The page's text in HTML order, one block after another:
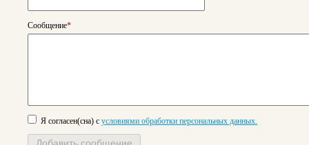
Сообщение*
Я согласен(сна) с условиями обработки персональных данных.